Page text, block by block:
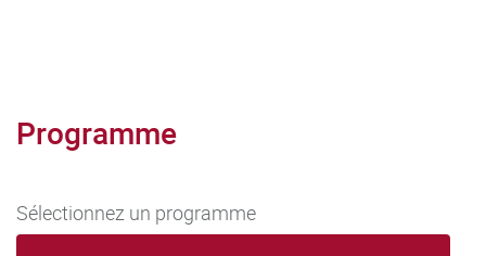
Programme
Sélectionnez un programme